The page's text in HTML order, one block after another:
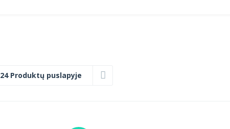
24 Produktų puslapyje